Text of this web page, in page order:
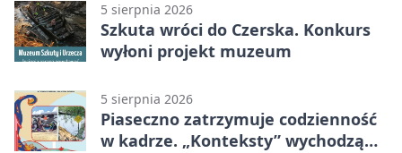
5 sierpnia 2026
Szkuta wróci do Czerska. Konkurs
wyłoni projekt muzeum
5 sierpnia 2026
Piaseczno zatrzymuje codzienność
w kadrze. „Konteksty” wychodzą